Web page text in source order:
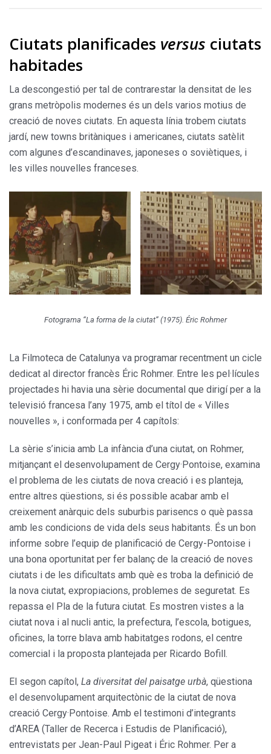
Ciutats planificades versus ciutats
habitades
La descongestió per tal de contrarestar la densitat de les
grans metròpolis modernes és un dels varios motius de
creació de noves ciutats. En aquesta línia trobem ciutats
jardí, new towns britàniques i americanes, ciutats satèlit
com algunes d’escandinaves, japoneses o soviètiques, i
les villes nouvelles franceses.
Fotograma “La forma de la ciutat” (1975). Éric Rohmer
La Filmoteca de Catalunya va programar recentment un cicle
dedicat al director francès Éric Rohmer. Entre les pel·lícules
projectades hi havia una sèrie documental que dirigí per a la
televisió francesa l’any 1975, amb el títol de « Villes
nouvelles », i conformada per 4 capítols:
La sèrie s’inicia amb La infància d’una ciutat, on Rohmer,
mitjançant el desenvolupament de Cergy·Pontoise, examina
el problema de les ciutats de nova creació i es planteja,
entre altres qüestions, si és possible acabar amb el
creixement anàrquic dels suburbis parisencs o què passa
amb les condicions de vida dels seus habitants. És un bon
informe sobre l’equip de planificació de Cergy-Pontoise i
una bona oportunitat per fer balanç de la creació de noves
ciutats i de les dificultats amb què es troba la definició de
la nova ciutat, expropiacions, problemes de seguretat. Es
repassa el Pla de la futura ciutat. Es mostren vistes a la
ciutat nova i al nucli antic, la prefectura, l’escola, botigues,
oficines, la torre blava amb habitatges rodons, el centre
comercial i la proposta plantejada per Ricardo Bofill.
El segon capítol, La diversitat del paisatge urbà, qüestiona
el desenvolupament arquitectònic de la ciutat de nova
creació Cergy·Pontoise. Amb el testimoni d’integrants
d’AREA (Taller de Recerca i Estudis de Planificació),
entrevistats per Jean-Paul Pigeat i Éric Rohmer. Per a